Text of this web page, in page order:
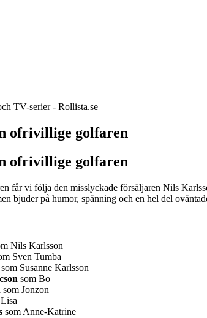
ofrivillige golfaren
ofrivillige golfaren
får vi följa den misslyckade försäljaren Nils
bjuder på humor, spänning och en hel del
Nils Karlsson
Sven Tumba
som Susanne Karlsson
som Bo
som Jonzon
som Anne-Katrine